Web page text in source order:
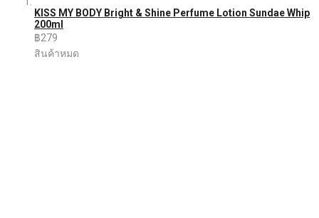
KISS MY BODY Bright & Shine Perfume Lotion Sundae Whip
200ml
฿279
สินค้าหมด